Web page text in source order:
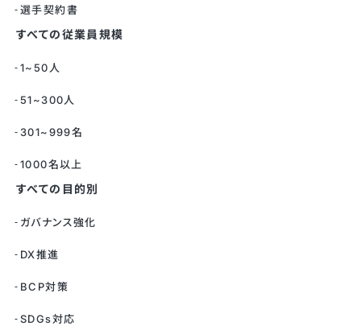
選手契約書
すべての従業員規模
1~50人
51~300人
301~999名
1000名以上
すべての目的別
ガバナンス強化
DX推進
BCP対策
SDGs対応